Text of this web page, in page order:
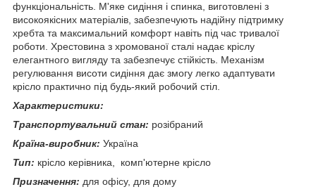
функціональність. М'яке сидіння і спинка, виготовлені з
високоякісних матеріалів, забезпечують надійну підтримку
хребта та максимальний комфорт навіть під час тривалої
роботи. Хрестовина з хромованої сталі надає кріслу
елегантного вигляду та забезпечує стійкість. Механізм
регулювання висоти сидіння дає змогу легко адаптувати
крісло практично під будь-який робочий стіл.
Характеристики:
Транспортувальний стан: розібраний
Країна-виробник: Україна
Тип: крісло керівника, комп'ютерне крісло
Призначення: для офісу, для дому